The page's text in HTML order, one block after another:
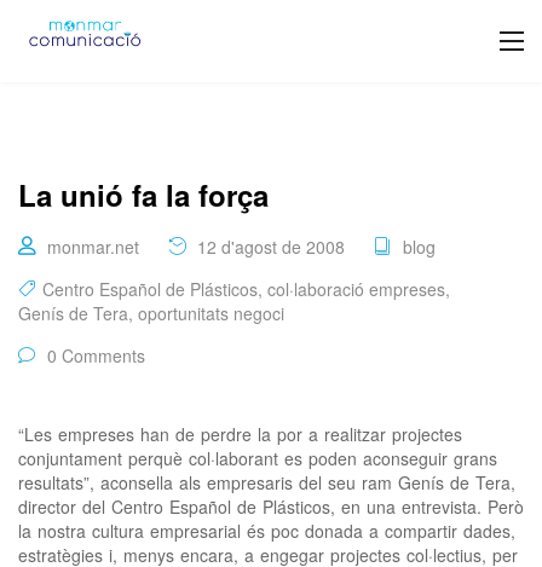
La unió fa la força
monmar.net 12 d'agost de 2008
blog
Centro Español de Plásticos, col·laboració empreses,
Genís de Tera, oportunitats negoci
0 Comments
“Les empreses han de perdre la por a realitzar projectes
conjuntament perquè col·laborant es poden aconseguir grans
resultats”, aconsella als empresaris del seu ram Genís de Tera,
director del Centro Español de Plásticos, en una entrevista. Però
la nostra cultura empresarial és poc donada a compartir dades,
estratègies i, menys encara, a engegar projectes col·lectius, per